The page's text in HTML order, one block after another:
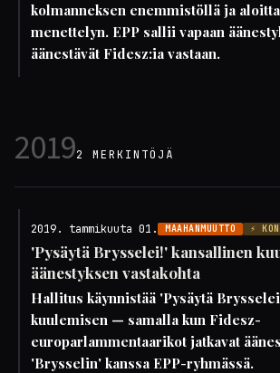
kolmanneksen enemmistöllä ja
menettelyn. EPP sallii vapaan
äänestävät Fidesz:ia vastaan.
20192 MERKINTÖJÄ
2019. tammikuuta 01. MAAHANMUUTTO ⚡
'Pysäytä Brysselei!' kansallinen
äänestyksen vastakohta
Hallitus käynnistää 'Pysäytä
kuulemisen — samalla kun Fidesz-
europarlammentaarikot jatkavat
'Brysselin' kanssa EPP-ryhmässä.